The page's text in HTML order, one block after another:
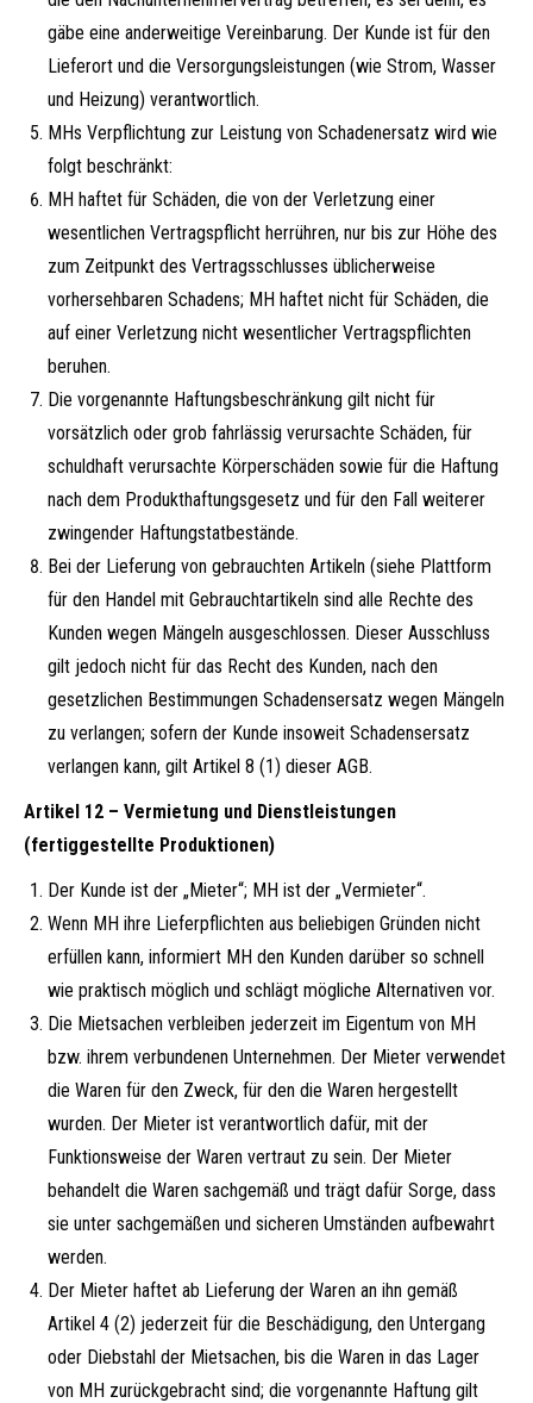
gäbe eine anderweitige Vereinbarung. Der Kunde ist für den
Lieferort und die Versorgungsleistungen (wie Strom, Wasser
und Heizung) verantwortlich.
MHs Verpflichtung zur Leistung von Schadenersatz wird wie
folgt beschränkt:
MH haftet für Schäden, die von der Verletzung einer
wesentlichen Vertragspflicht herrühren, nur bis zur Höhe des
zum Zeitpunkt des Vertragsschlusses üblicherweise
vorhersehbaren Schadens; MH haftet nicht für Schäden, die
auf einer Verletzung nicht wesentlicher Vertragspflichten
beruhen.
Die vorgenannte Haftungsbeschränkung gilt nicht für
vorsätzlich oder grob fahrlässig verursachte Schäden, für
schuldhaft verursachte Körperschäden sowie für die Haftung
nach dem Produkthaftungsgesetz und für den Fall weiterer
zwingender Haftungstatbestände.
Bei der Lieferung von gebrauchten Artikeln (siehe Plattform
für den Handel mit Gebrauchtartikeln sind alle Rechte des
Kunden wegen Mängeln ausgeschlossen. Dieser Ausschluss
gilt jedoch nicht für das Recht des Kunden, nach den
gesetzlichen Bestimmungen Schadensersatz wegen Mängeln
zu verlangen; sofern der Kunde insoweit Schadensersatz
verlangen kann, gilt Artikel 8 (1) dieser AGB.
Artikel 12 – Vermietung und Dienstleistungen
(fertiggestellte Produktionen)
Der Kunde ist der „Mieter“; MH ist der „Vermieter“.
Wenn MH ihre Lieferpflichten aus beliebigen Gründen nicht
erfüllen kann, informiert MH den Kunden darüber so schnell
wie praktisch möglich und schlägt mögliche Alternativen vor.
Die Mietsachen verbleiben jederzeit im Eigentum von MH
bzw. ihrem verbundenen Unternehmen. Der Mieter verwendet
die Waren für den Zweck, für den die Waren hergestellt
wurden. Der Mieter ist verantwortlich dafür, mit der
Funktionsweise der Waren vertraut zu sein. Der Mieter
behandelt die Waren sachgemäß und trägt dafür Sorge, dass
sie unter sachgemäßen und sicheren Umständen aufbewahrt
werden.
Der Mieter haftet ab Lieferung der Waren an ihn gemäß
Artikel 4 (2) jederzeit für die Beschädigung, den Untergang
oder Diebstahl der Mietsachen, bis die Waren in das Lager
von MH zurückgebracht sind; die vorgenannte Haftung gilt